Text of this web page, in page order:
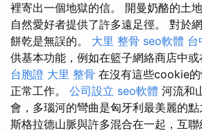
裡寄出一個地獄的信。 開曼奶酪的土
自然愛好者提供了許多遠足徑。 對於
餅乾是無誤的。 大里 整骨 seo軟體 台
供基本功能，例如在籃子網絡商店中或
台胞證 大里 整骨 在沒有這些cookie
正常工作。 公司設立 seo軟體 河流和
會，多瑙河的彎曲是匈牙利最美麗的
斯格拉德山脈與許多混合在一起，互